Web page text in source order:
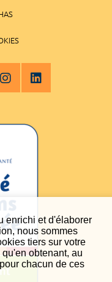
enrichi et d'élaborer
nous sommes
tiers sur votre
obtenant, au
chacun de ces